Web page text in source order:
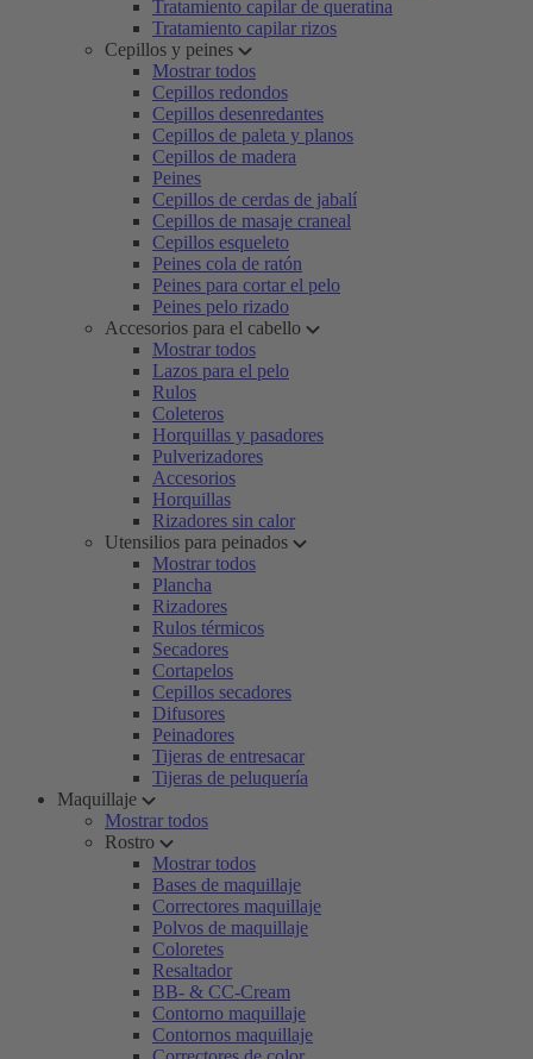
Tratamiento capilar de queratina
Tratamiento capilar rizos
Cepillos y peines
Mostrar todos
Cepillos redondos
Cepillos desenredantes
Cepillos de paleta y planos
Cepillos de madera
Peines
Cepillos de cerdas de jabalí
Cepillos de masaje craneal
Cepillos esqueleto
Peines cola de ratón
Peines para cortar el pelo
Peines pelo rizado
Accesorios para el cabello
Mostrar todos
Lazos para el pelo
Rulos
Coleteros
Horquillas y pasadores
Pulverizadores
Accesorios
Horquillas
Rizadores sin calor
Utensilios para peinados
Mostrar todos
Plancha
Rizadores
Rulos térmicos
Secadores
Cortapelos
Cepillos secadores
Difusores
Peinadores
Tijeras de entresacar
Tijeras de peluquería
Maquillaje
Mostrar todos
Rostro
Mostrar todos
Bases de maquillaje
Correctores maquillaje
Polvos de maquillaje
Coloretes
Resaltador
BB- & CC-Cream
Contorno maquillaje
Contornos maquillaje